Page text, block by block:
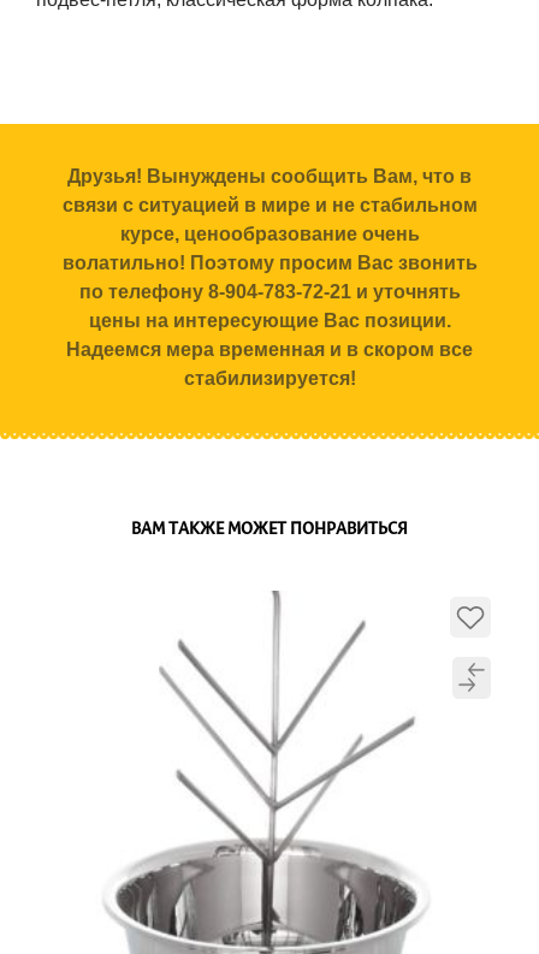
Друзья! Вынуждены сообщить Вам, что в
связи с ситуацией в мире и не стабильном
курсе, ценообразование очень
волатильно! Поэтому просим Вас звонить
по телефону 8-904-783-72-21 и уточнять
цены на интересующие Вас позиции.
Надеемся мера временная и в скором все
стабилизируется!
ВАМ ТАКЖЕ МОЖЕТ ПОНРАВИТЬСЯ